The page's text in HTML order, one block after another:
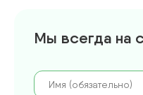
Мы всегда на